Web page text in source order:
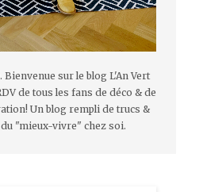
Bienvenue sur le blog L'An Vert
de tous les fans de déco & de
Un blog rempli de trucs &
"mieux-vivre" chez soi.